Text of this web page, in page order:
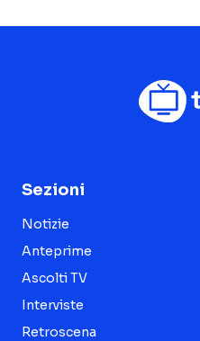
Sezioni
Notizie
Anteprime
Ascolti TV
Interviste
Retroscena